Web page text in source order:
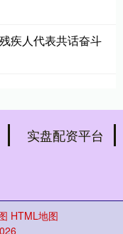
疾人代表共话奋斗
实盘配资平台
HTML地图